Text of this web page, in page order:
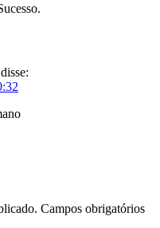
disse:
Campos obrigatórios